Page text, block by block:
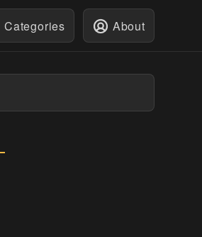
Categories About